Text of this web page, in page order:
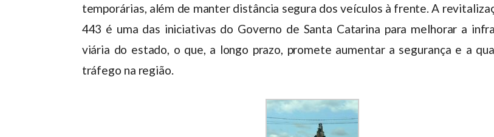
temporárias, além de manter distância segura dos veículos à frente. A
443 é uma das iniciativas do Governo de Santa Catarina para melhorar a
viária do estado, o que, a longo prazo, promete aumentar a segurança e a
tráfego na região.